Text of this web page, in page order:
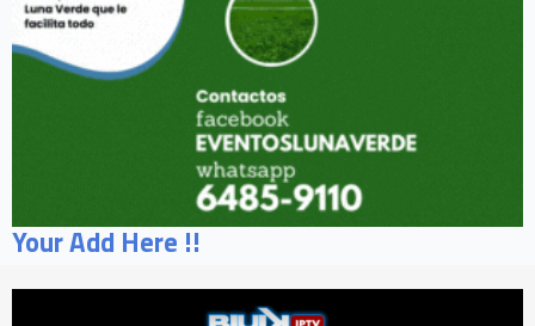
Your Add Here !!